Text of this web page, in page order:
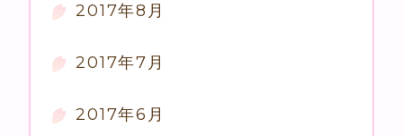
2017年8月
2017年7月
2017年6月